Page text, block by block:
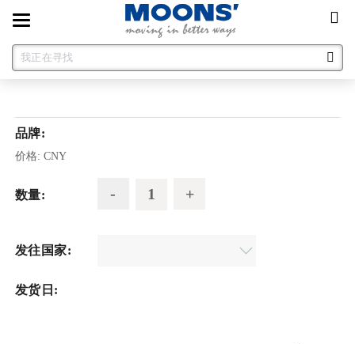
Toggle
navigation
品牌:
价格: CNY
数量:
发往国家:
发货日: